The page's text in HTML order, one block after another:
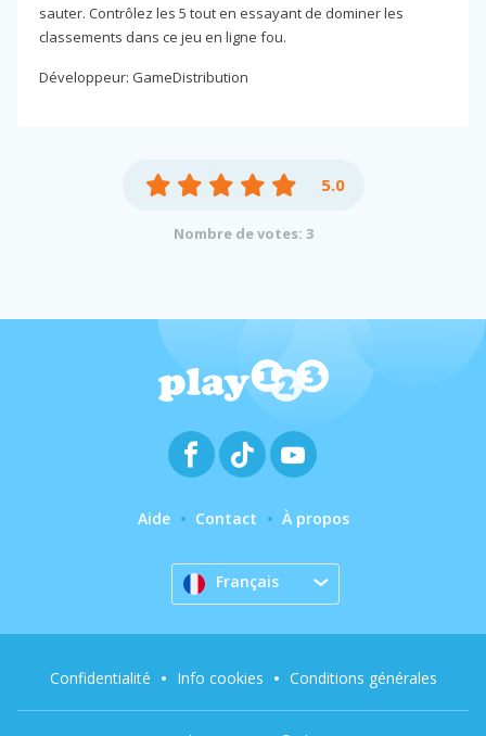
sauter. Contrôlez les 5 tout en essayant de dominer les
classements dans ce jeu en ligne fou.
Développeur: GameDistribution
5.0
Nombre de votes: 3
Aide Contact À propos
Français
Confidentialité Info cookies Conditions générales